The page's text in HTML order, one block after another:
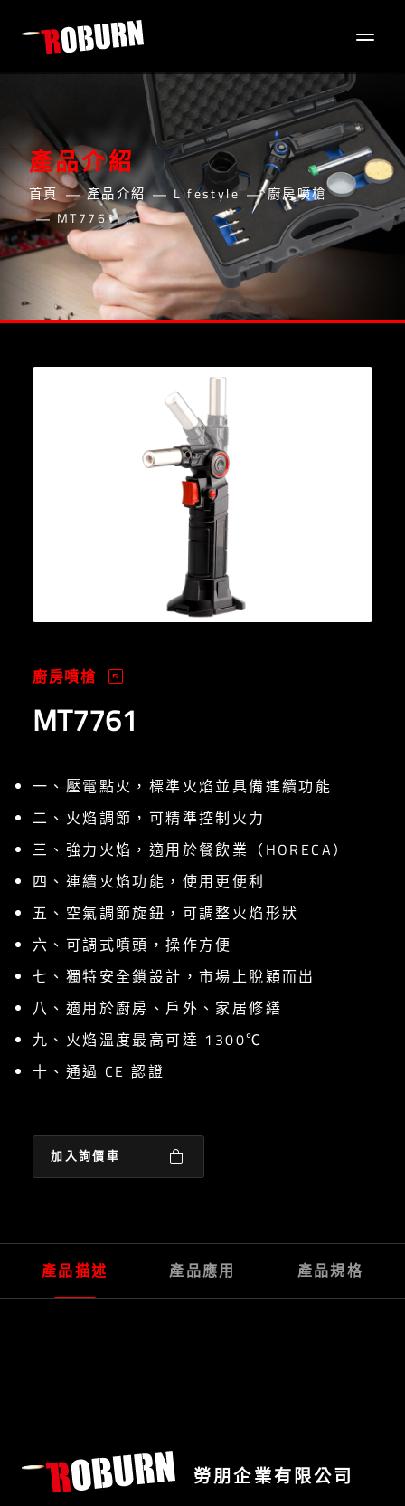
產品介紹
首頁 產品介紹 Lifestyle
廚房噴槍
MT7761
廚房噴槍
MT7761
一、壓電點火，標準火焰並具備連續功能
二、火焰調節，可精準控制火力
三、強力火焰，適用於餐飲業（HORECA）
四、連續火焰功能，使用更便利
五、空氣調節旋鈕，可調整火焰形狀
六、可調式噴頭，操作方便
七、獨特安全鎖設計，市場上脫穎而出
八、適用於廚房、戶外、家居修繕
九、火焰溫度最高可達 1300℃
十、通過 CE 認證
加入詢價車
產品描述 產品應用 產品規格
勞朋企業有限公司